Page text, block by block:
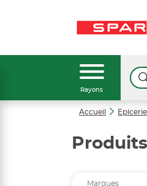
Rayons
Accueil